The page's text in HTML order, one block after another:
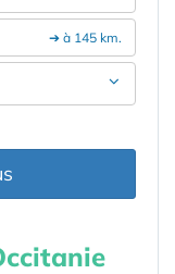
➔ à 145 km.